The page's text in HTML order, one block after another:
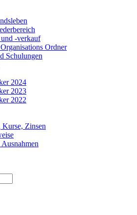
-verkauf
Ordner
Schulungen
2024
2023
2022
Zinsen